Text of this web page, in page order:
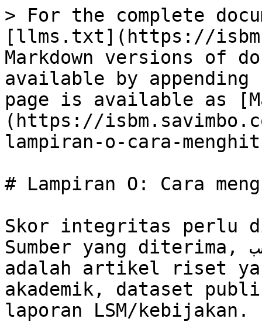
> For the complete
[llms.txt](https://
Markdown versions of
available by
page is available as
(https://
lampiran-o-cara-
# Lampiran O: Cara
Skor integritas perlu
Sumber yang diterima, حسب urutan preferensi,
adalah artikel riset
akademik, dataset
laporan LSM/kebijakan.